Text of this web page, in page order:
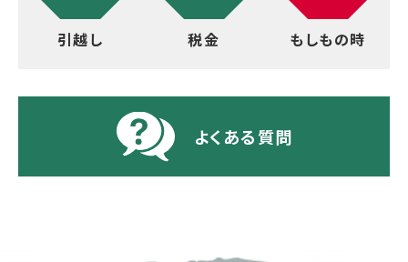
引越し 税金 もしもの時
よくある質問